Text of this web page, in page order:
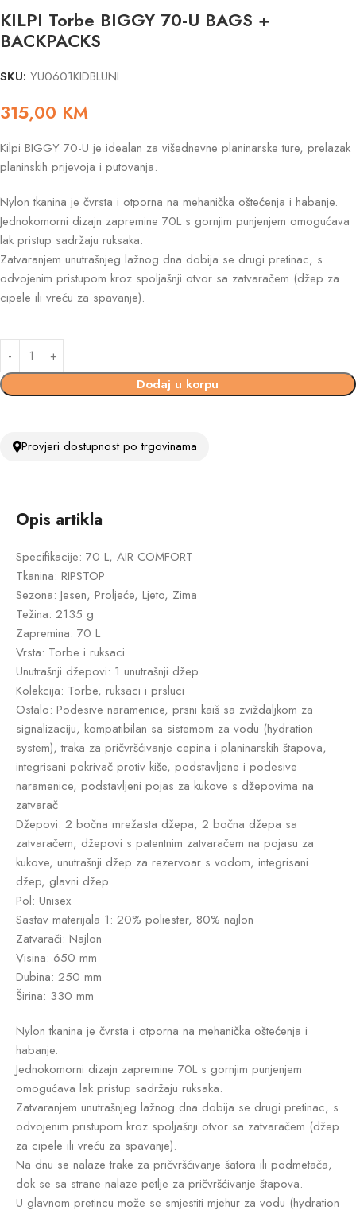
KILPI Torbe BIGGY 70-U BAGS +
BACKPACKS
SKU: YU0601KIDBLUNI
315,00 KM
Kilpi BIGGY 70-U je idealan za višednevne planinarske ture, prelazak
planinskih prijevoja i putovanja.
Nylon tkanina je čvrsta i otporna na mehanička oštećenja i habanje.
Jednokomorni dizajn zapremine 70L s gornjim punjenjem omogućava
lak pristup sadržaju ruksaka.
Zatvaranjem unutrašnjeg lažnog dna dobija se drugi pretinac, s
odvojenim pristupom kroz spoljašnji otvor sa zatvaračem (džep za
cipele ili vreću za spavanje).
Dodaj u korpu
Provjeri dostupnost po trgovinama
Opis artikla
Specifikacije: 70 L, AIR COMFORT
Tkanina: RIPSTOP
Sezona: Jesen, Proljeće, Ljeto, Zima
Težina: 2135 g
Zapremina: 70 L
Vrsta: Torbe i ruksaci
Unutrašnji džepovi: 1 unutrašnji džep
Kolekcija: Torbe, ruksaci i prsluci
Ostalo: Podesive naramenice, prsni kaiš sa zviždaljkom za
signalizaciju, kompatibilan sa sistemom za vodu (hydration
system), traka za pričvršćivanje cepina i planinarskih štapova,
integrisani pokrivač protiv kiše, podstavljene i podesive
naramenice, podstavljeni pojas za kukove s džepovima na
zatvarač
Džepovi: 2 bočna mrežasta džepa, 2 bočna džepa sa
zatvaračem, džepovi s patentnim zatvaračem na pojasu za
kukove, unutrašnji džep za rezervoar s vodom, integrisani
džep, glavni džep
Pol: Unisex
Sastav materijala 1: 20% poliester, 80% najlon
Zatvarači: Najlon
Visina: 650 mm
Dubina: 250 mm
Širina: 330 mm
Nylon tkanina je čvrsta i otporna na mehanička oštećenja i
habanje.
Jednokomorni dizajn zapremine 70L s gornjim punjenjem
omogućava lak pristup sadržaju ruksaka.
Zatvaranjem unutrašnjeg lažnog dna dobija se drugi pretinac, s
odvojenim pristupom kroz spoljašnji otvor sa zatvaračem (džep
za cipele ili vreću za spavanje).
Na dnu se nalaze trake za pričvršćivanje šatora ili podmetača,
dok se sa strane nalaze petlje za pričvršćivanje štapova.
U glavnom pretincu može se smjestiti mjehur za vodu (hydration